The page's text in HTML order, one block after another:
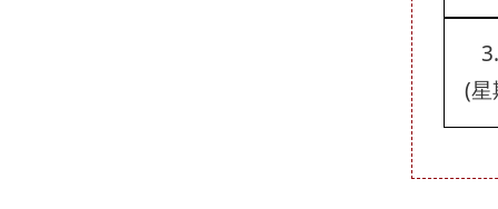
(星